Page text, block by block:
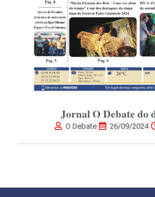
Jornal O Debate do
O Debate 26/09/2024